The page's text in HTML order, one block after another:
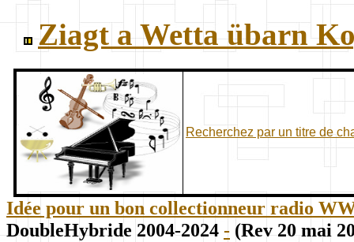
Ziagt a Wetta übarn
Recherchez par un titre de
Idée pour un bon collectionneur radio
DoubleHybride 2004-2024 - (Rev 20 mai